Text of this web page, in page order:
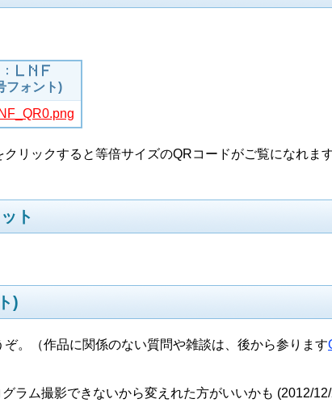
Ｌ​Ｎ​Ｆ
フォント)
リックすると等倍サイズのQRコードがご覧になれま
ト
)
。（作品に関係のない質問や雑談は、後から参ります
ラム撮影できないから変えれた方がいいかも (2012/